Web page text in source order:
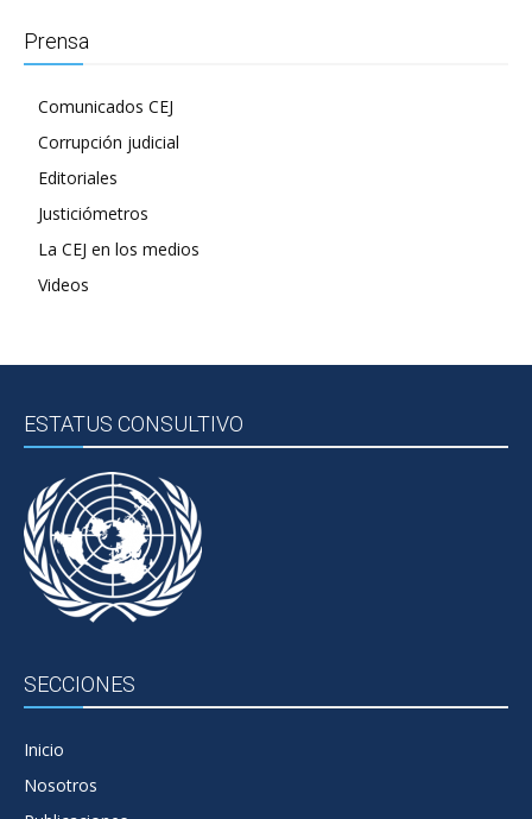
Prensa
Comunicados CEJ
Corrupción judicial
Editoriales
Justiciómetros
La CEJ en los medios
Videos
ESTATUS CONSULTIVO
SECCIONES
Inicio
Nosotros